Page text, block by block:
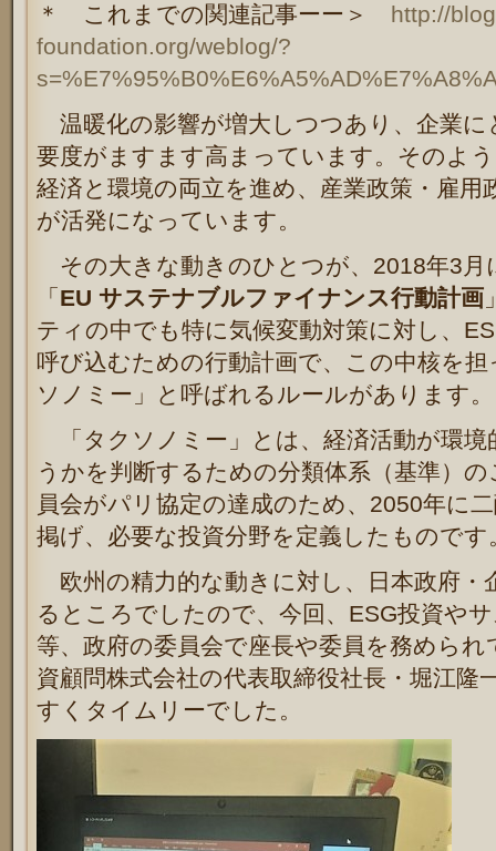
＊ これまでの関連記事ーー＞ http://
foundation.org/weblog/?
温暖化の影響が増大しつつあり、企業に
要度がますます高まっています。そのよ
経済と環境の両立を進め、産業政策・雇
が活発になっています。
その大きな動きのひとつが、2018年3月
「 EU サステナブルファイナンス行動計画
ティの中でも特に気候変動対策に対し、
呼び込むための行動計画で、この中核を
ソノミー」と呼ばれるルールがあります。
「タクソノミー」とは、経済活動が環
うかを判断するための分類体系（基準）
員会がパリ協定の達成のため、2050年に
掲げ、必要な投資分野を定義したものです
欧州の精力的な動きに対し、日本政府・
るところでしたので、 今回、ESG投資や
等、政府の委員会で座長や委員を務めら
資顧問株式会社の代表取締役社長・堀江
すくタイムリーでした。